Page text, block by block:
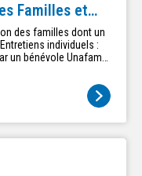
Familles et
des familles dont un
individuels :
un bénévole Unafam